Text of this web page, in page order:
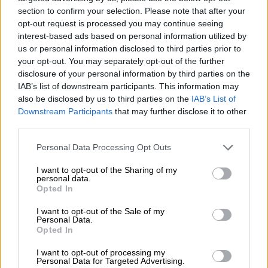
section to confirm your selection. Please note that after your
opt-out request is processed you may continue seeing
interest-based ads based on personal information utilized by
us or personal information disclosed to third parties prior to
your opt-out. You may separately opt-out of the further
disclosure of your personal information by third parties on the
IAB’s list of downstream participants. This information may
also be disclosed by us to third parties on the IAB’s List of
Downstream Participants that may further disclose it to other
Please note that this website/app uses one or more Google
not limited to your visit or usage behaviour. You may click to
grant or deny consent to Google and its third-party tags to
use your data for below specified purposes in below Google
consent section.
Personal Data Processing Opt Outs
I want to opt-out of the Sharing of my
personal data.
Opted In
I want to opt-out of the Sale of my
Personal Data.
Opted In
I want to opt-out of processing my
Personal Data for Targeted Advertising.
Με όλο αυτό το συναισθηματικό φορτίο,
μπορεί να μπείτε στον πειρασμό να
αποφύγετε εντελώς τις γιορτές. Αλλά το
θέμα είναι το εξής: Όποιος κι αν είναι ο
λόγος που μισείτε την παραμονή της
Πρωτοχρονιάς, το να προσεγγίσετε την
ημέρα με λίγη πρόθεση μπορεί να την κάνει
λιγότερο κολασμένη και ίσως ακόμη και
-τολμώ να το πω- διασκεδαστική. Έτσι, αν
μείνετε μαζί μου. Υπάρχουν μερικοί τρόποι
με τους οποίους μπορείτε να σώσετε τις
γιορτές, χωρίς να απαιτούνται λαμπερά
ρούχα ή αποκλειστικά εισιτήρια.
ΔΙΑΒΑΣΤΕ ΕΠΙΣΗΣ